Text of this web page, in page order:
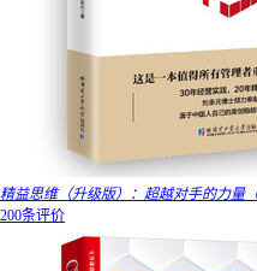
精益思维（升级版）：超越对手的力量
200条评价